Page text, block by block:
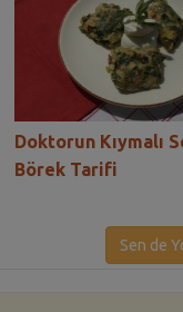
Doktorun Kıymalı
Börek Tarifi
Sen de